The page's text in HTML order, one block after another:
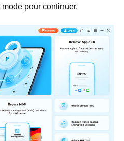
mode pour continuer.